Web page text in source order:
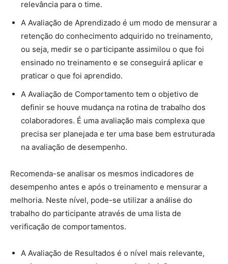
relevância para o time.
A Avaliação de Aprendizado é um modo de mensurar a
retenção do conhecimento adquirido no treinamento,
ou seja, medir se o participante assimilou o que foi
ensinado no treinamento e se conseguirá aplicar e
praticar o que foi aprendido.
A Avaliação de Comportamento tem o objetivo de
definir se houve mudança na rotina de trabalho dos
colaboradores. É uma avaliação mais complexa que
precisa ser planejada e ter uma base bem estruturada
na avaliação de desempenho.
Recomenda-se analisar os mesmos indicadores de
desempenho antes e após o treinamento e mensurar a
melhoria. Neste nível, pode-se utilizar a análise do
trabalho do participante através de uma lista de
verificação de comportamentos.
A Avaliação de Resultados é o nível mais relevante,